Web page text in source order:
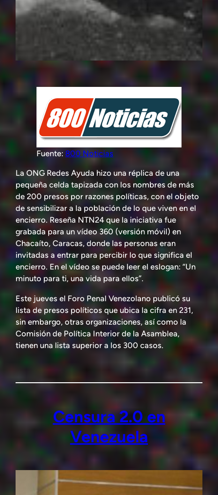
Fuente: 800 Noticias
La ONG Redes Ayuda hizo una réplica de una
pequeña celda tapizada con los nombres de más
de 200 presos por razones políticas, con el objeto
de sensibilizar a la población de lo que viven en el
encierro. Reseña NTN24 que la iniciativa fue
grabada para un vídeo 360 (versión móvil) en
Chacaíto, Caracas, donde las personas eran
invitadas a entrar para percibir lo que significa el
encierro. En el vídeo se puede leer el eslogan: “Un
minuto para ti, una vida para ellos”.
Este jueves el Foro Penal Venezolano publicó su
lista de presos políticos que ubica la cifra en 231,
sin embargo, otras organizaciones, así como la
Comisión de Política Interior de la Asamblea,
tienen una lista superior a los 300 casos.
Censura 2.0 en
Venezuela